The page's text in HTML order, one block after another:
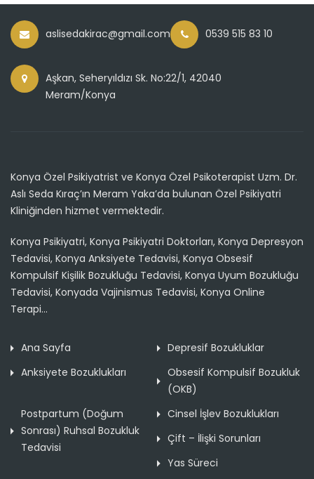
aslisedakirac@gmail.com 0539 515 83 10
Aşkan, Seheryıldızı Sk. No:22/1, 42040
Meram/Konya
Konya Özel Psikiyatrist ve Konya Özel Psikoterapist Uzm. Dr.
Aslı Seda Kıraç’ın Meram Yaka’da bulunan Özel Psikiyatri
Kliniğinden hizmet vermektedir.
Konya Psikiyatri, Konya Psikiyatri Doktorları, Konya Depresyon
Tedavisi, Konya Anksiyete Tedavisi, Konya Obsesif
Kompulsif Kişilik Bozukluğu Tedavisi, Konya Uyum Bozukluğu
Tedavisi, Konyada Vajinismus Tedavisi, Konya Online
Terapi...
Ana Sayfa
Depresif Bozukluklar
Anksiyete Bozuklukları
Obsesif Kompulsif Bozukluk
(OKB)
Postpartum (Doğum
Sonrası) Ruhsal Bozukluk
Tedavisi
Cinsel İşlev Bozuklukları
Çift – İlişki Sorunları
Yas Süreci